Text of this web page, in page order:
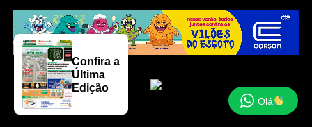
Copyright © 2025 Jornal Integração.
Confira a
Última
Edição
Olá